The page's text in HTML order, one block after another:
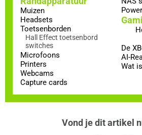
Muizen
Headsets
Toetsenborden
Hall Effect toetsenbord
switches
Microfoons
Printers
Webcams
Capture cards
De
AI-
Wat
Vond je dit artikel